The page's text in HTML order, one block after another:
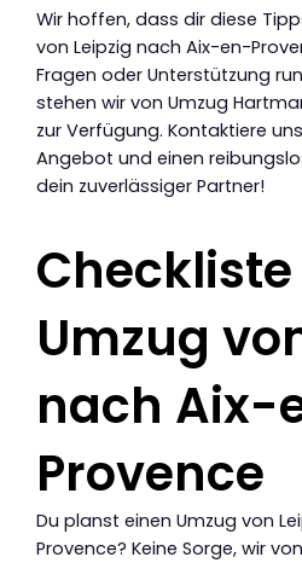
Wir hoffen, dass dir diese
von Leipzig nach Aix-en-
Fragen oder Unterstützung
stehen wir von Umzug
zur Verfügung. Kontaktiere
Angebot und einen
dein zuverlässiger Partner!
Umzug
nach Aix-
Provence
Du planst einen Umzug von
Provence? Keine Sorge, wir